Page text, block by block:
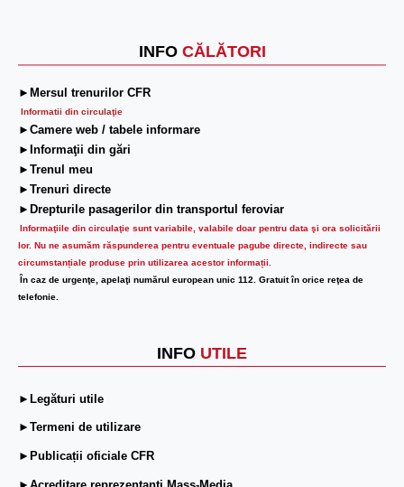
INFO CĂLĂTORI
►Mersul trenurilor CFR
Informatii din circulaţie
►Camere web / tabele informare
►Informaţii din gări
►Trenul meu
►Trenuri directe
►Drepturile pasagerilor din transportul feroviar
Informaţiile din circulaţie sunt variabile, valabile doar pentru data şi ora solicitării
lor. Nu ne asumăm răspunderea pentru eventuale pagube directe, indirecte sau
circumstanțiale produse prin utilizarea acestor informații.
În caz de urgenţe, apelaţi numărul european unic 112. Gratuit în orice reţea de
telefonie.
INFO UTILE
►Legături utile
►Termeni de utilizare
►Publicații oficiale CFR